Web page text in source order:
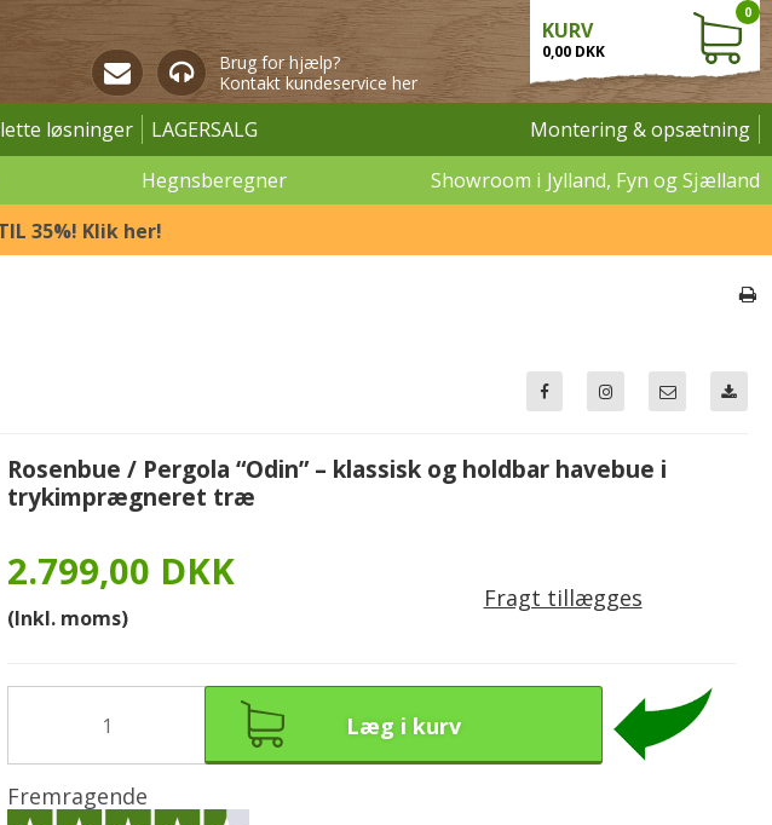
Brug for hjælp?
Kontakt kundeservice her
KURV
0,00 DKK
0
løsninger LAGERSALG
Montering & opsætning
Hegnsberegner
Showroom i Jylland, Fyn og Sjælland
35%! Klik her!
Rosenbue / Pergola “Odin” – klassisk og holdbar havebue i
trykimprægneret træ
2.799,00 DKK
(Inkl. moms)
Fragt tillægges
Læg i kurv
Fremragende